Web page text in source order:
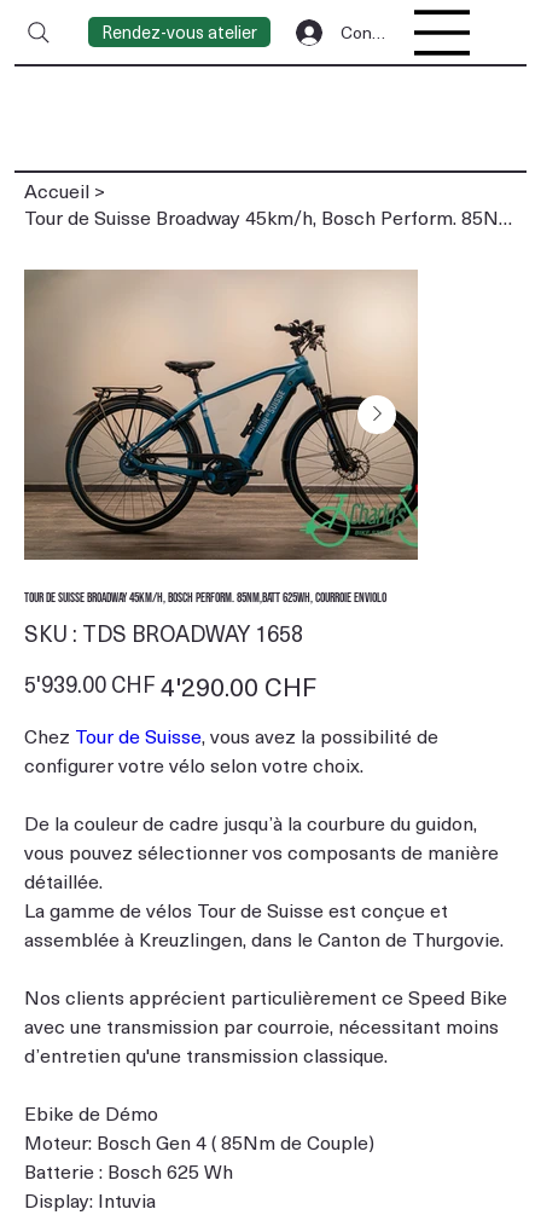
Rendez-vous atelier Connexion
Accueil >
Tour de Suisse Broadway 45km/h, Bosch Perform. 85Nm,Batt 625Wh, Courroie Enviolo
Tour de Suisse Broadway 45km/h, Bosch Perform. 85Nm,Batt 625Wh, Courroie Enviolo
SKU : TDS BROADWAY 1658
Prix
d’origine
5'939.00 CHF promotionnel
4'290.00 CHF
Chez Tour de Suisse, vous avez la possibilité de
configurer votre vélo selon votre choix.
De la couleur de cadre jusqu’à la courbure du guidon,
vous pouvez sélectionner vos composants de manière
détaillée.
La gamme de vélos Tour de Suisse est conçue et
assemblée à Kreuzlingen, dans le Canton de Thurgovie.
Nos clients apprécient particulièrement ce Speed Bike
avec une transmission par courroie, nécessitant moins
d’entretien qu'une transmission classique.
Ebike de Démo
Moteur: Bosch Gen 4 ( 85Nm de Couple)
Batterie : Bosch 625 Wh
Display: Intuvia